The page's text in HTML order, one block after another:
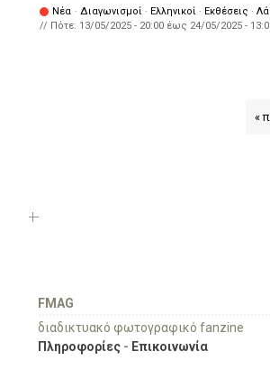
Νέα · Διαγωνισμοί · Ελληνικοί · Εκθέσεις ·
// Πότε: 13/05/2025 - 20:00 έως 24/05/2025 -
«
FMAG
διαδικτυακό φωτογραφικό fanzine
Πληροφορίες - Επικοινωνία